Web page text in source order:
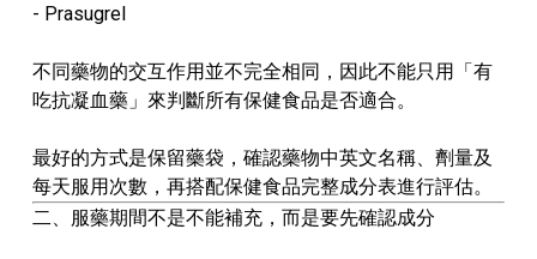
- Prasugrel
不同藥物的交互作用並不完全相同，因此不能只用「有
吃抗凝血藥」來判斷所有保健食品是否適合。
最好的方式是保留藥袋，確認藥物中英文名稱、劑量及
每天服用次數，再搭配保健食品完整成分表進行評估。
二、服藥期間不是不能補充，而是要先確認成分